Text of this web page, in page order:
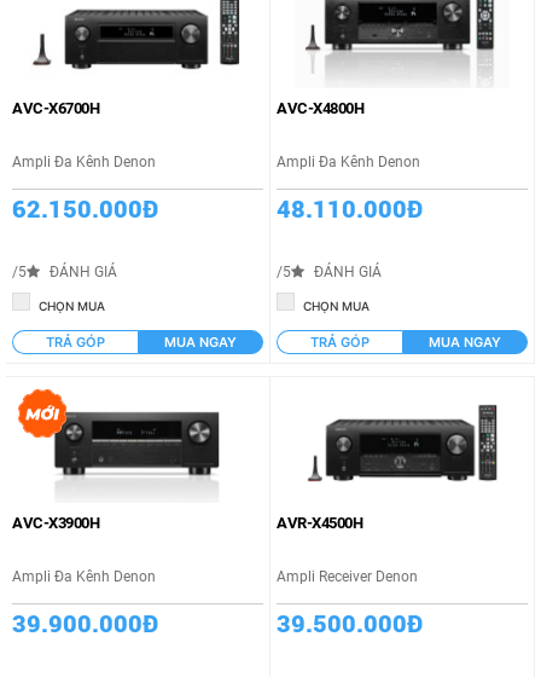
AVC-X6700H
Ampli Đa Kênh Denon
62.150.000Đ
/5 ĐÁNH GIÁ
CHỌN MUA
TRẢ GÓP MUA NGAY
AVC-X4800H
Ampli Đa Kênh Denon
48.110.000Đ
/5 ĐÁNH GIÁ
CHỌN MUA
TRẢ GÓP MUA NGAY
AVC-X3900H
Ampli Đa Kênh Denon
39.900.000Đ
AVR-X4500H
Ampli Receiver Denon
39.500.000Đ